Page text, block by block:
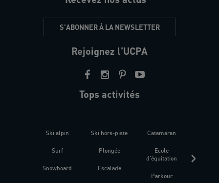
S'ABONNER À LA NEWSLETTER
Rejoignez l'UCPA
Tops activités
Ski alpin
Surf
Snowboard
Ski hors-piste
Plongée
Escalade
Catamaran
Ecole
d'équitation
Parkour